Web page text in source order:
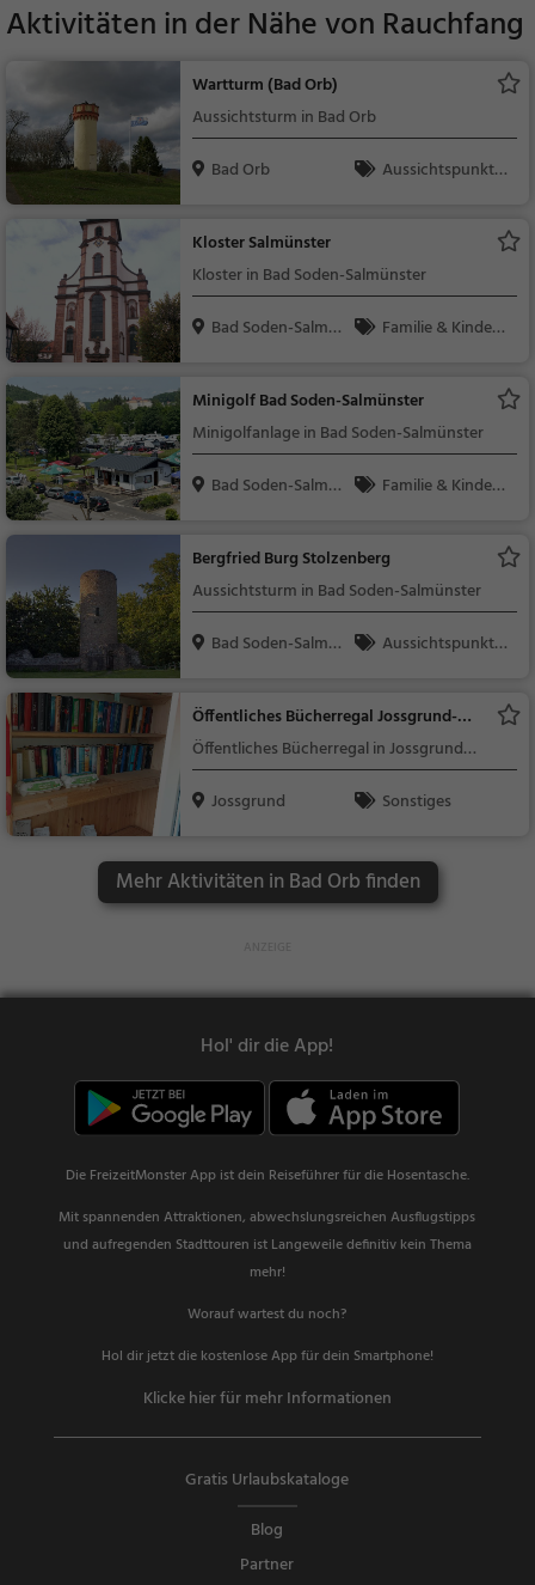
Aktivitäten in der Nähe von Rauchfang
Wartturm (Bad Orb)
Aussichtsturm in Bad Orb
Bad Orb
Aussichtspunkt, F
Kloster Salmünster
Kloster in Bad Soden-Salmünster
Bad Soden-Salmün
Familie & Kinder,
Minigolf Bad Soden-Salmünster
Minigolfanlage in Bad Soden-Salmünster
Bad Soden-Salmün
Familie & Kinder,
Bergfried Burg Stolzenberg
Aussichtsturm in Bad Soden-Salmünster
Bad Soden-Salmün
Aussichtspunkt, F
Öffentliches Bücherregal Jossgrund-
Lettgenbrunn
Öffentliches Bücherregal in Jossgrund
(Lettgenbrunn)
Jossgrund
Sonstiges
Mehr Aktivitäten in Bad Orb finden
Hol' dir die App!
Die FreizeitMonster App ist dein Reiseführer für die Hosentasche.
Mit spannenden Attraktionen, abwechslungsreichen Ausflugstipps
und aufregenden Stadttouren ist Langeweile definitiv kein Thema
mehr!
Worauf wartest du noch?
Hol dir jetzt die kostenlose App für dein Smartphone!
Klicke hier für mehr Informationen
Gratis Urlaubskataloge
Blog
Partner